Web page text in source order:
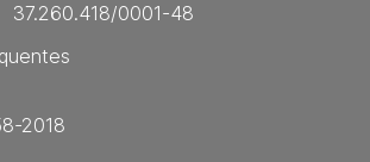
37.260.418/0001-48
2018